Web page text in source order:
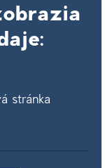
stránka